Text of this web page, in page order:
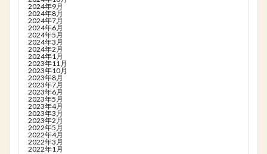
2024年9月
2024年8月
2024年7月
2024年6月
2024年5月
2024年3月
2024年2月
2024年1月
2023年11月
2023年10月
2023年8月
2023年7月
2023年6月
2023年5月
2023年4月
2023年3月
2023年2月
2022年5月
2022年4月
2022年3月
2022年1月